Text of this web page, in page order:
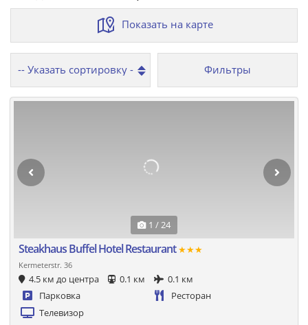
Показать на карте
Фильтры
1 / 24
Steakhaus Buffel Hotel Restaurant★★★
Kermeterstr. 36
4.5 км до центра 0.1 км
0.1 км
Парковка
Ресторан
Телевизор